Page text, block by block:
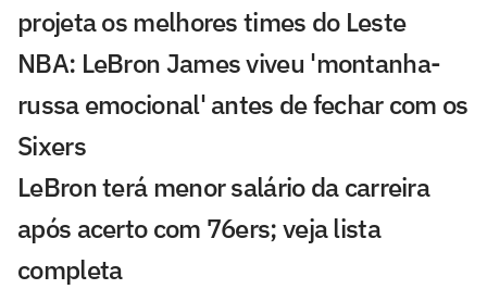
projeta os melhores times do Leste
NBA: LeBron James viveu 'montanha-
russa emocional' antes de fechar com os
Sixers
LeBron terá menor salário da carreira
após acerto com 76ers; veja lista
completa